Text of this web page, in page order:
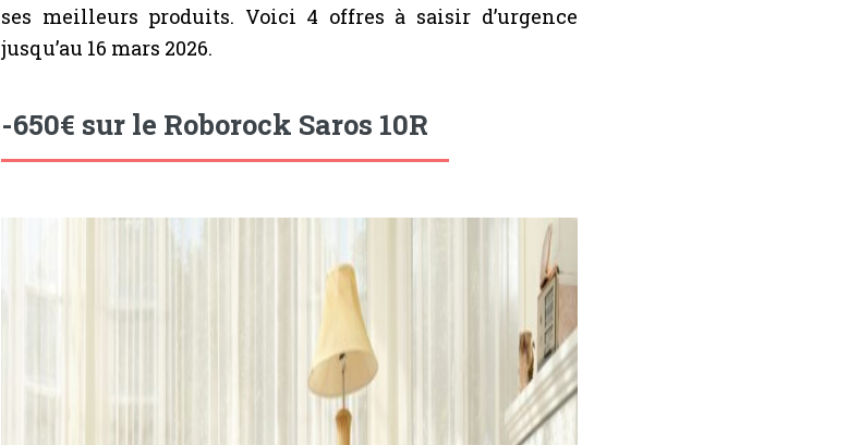
ses meilleurs produits. Voici 4 offres à saisir d’urgence
jusqu’au 16 mars 2026.
-650€ sur le Roborock Saros 10R